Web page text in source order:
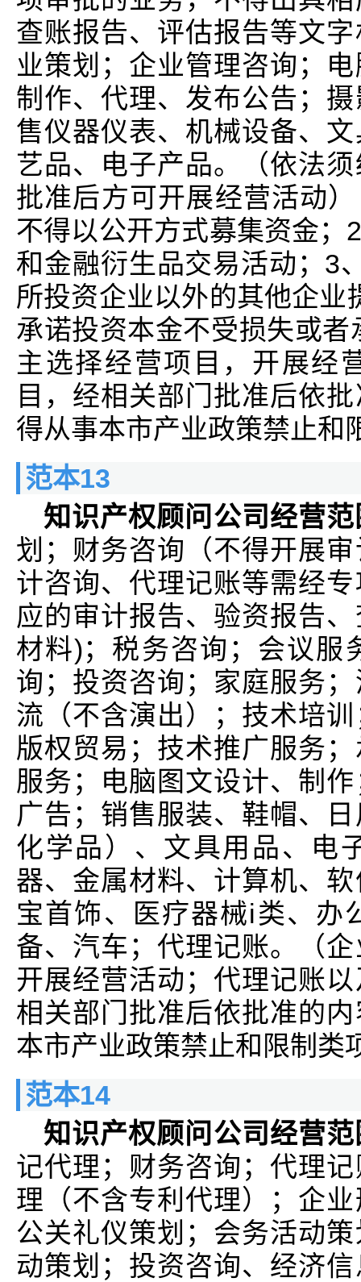
查账报告、评估报告等文
业策划；企业管理咨询；
制作、代理、发布公告；
售仪器仪表、机械设备、
艺品、电子产品。（依法
批准后方可开展经营活动
不得以公开方式募集资金；
和金融衍生品交易活动；3
所投资企业以外的其他企
承诺投资本金不受损失或者
主选择经营项目，开展经
目，经相关部门批准后依
得从事本市产业政策禁止和
范本13
知识产权顾问公司经营
划；财务咨询（不得开展
计咨询、代理记账等需经
应的审计报告、验资报告
材料)；税务咨询；会议服
询；投资咨询；家庭服务
流（不含演出）；技术培
版权贸易；技术推广服务
服务；电脑图文设计、制
广告；销售服装、鞋帽、
化学品）、文具用品、电
器、金属材料、计算机、
宝首饰、医疗器械i类、办
备、汽车；代理记账。（
开展经营活动；代理记账
相关部门批准后依批准的
本市产业政策禁止和限制类
范本14
知识产权顾问公司经营
记代理；财务咨询；代理
理（不含专利代理）；企
公关礼仪策划；会务活动
动策划；投资咨询、经济